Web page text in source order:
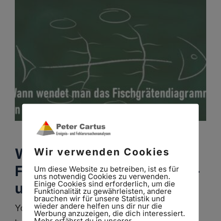
Wann wendet man das
Fischgrätendiagramm an –
und wann besser nicht?
Your Content Goes Here Um was geht es
Wir verwenden Cookies
Um diese Website zu betreiben, ist es für
uns notwendig Cookies zu verwenden.
Einige Cookies sind erforderlich, um die
Funktionalität zu gewährleisten, andere
brauchen wir für unsere Statistik und
wieder andere helfen uns dir nur die
Werbung anzuzeigen, die dich interessiert.